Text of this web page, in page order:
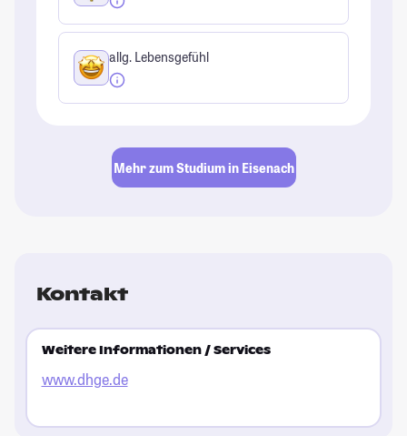
allg. Lebensgefühl
Mehr zum Studium in Eisenach
Kontakt
Weitere Informationen / Services
www.dhge.de